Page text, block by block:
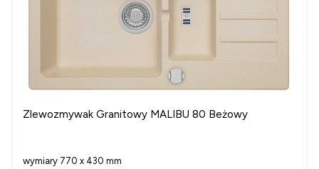
Zlewozmywak Granitowy MALIBU 80 Beżowy
wymiary 770 x 430 mm